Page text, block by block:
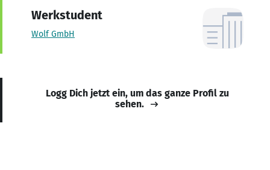
Werkstudent
Wolf GmbH
Logg Dich jetzt ein, um das ganze Profil zu
sehen.